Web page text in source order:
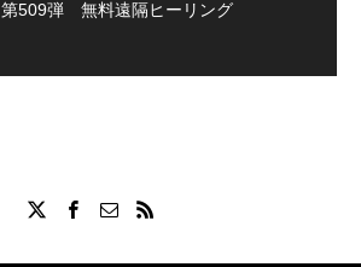
第509弾 無料遠隔ヒーリング